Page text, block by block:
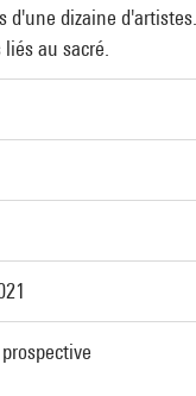
dizaine
au sacré.